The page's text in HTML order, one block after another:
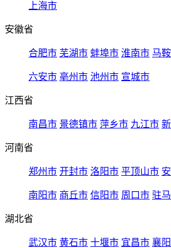
上海市
安徽省
合肥市 芜湖市 蚌埠市 淮南市 马
六安市 亳州市 池州市 宣城市
江西省
南昌市 景德镇市 萍乡市 九江市
河南省
郑州市 开封市 洛阳市 平顶山市
南阳市 商丘市 信阳市 周口市 驻
湖北省
武汉市 黄石市 十堰市 宜昌市 襄